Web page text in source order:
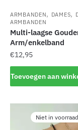
ARMBANDEN, DAMES,
ARMBANDEN
Multi-laagse
Arm/enkelband
€12,95
Toevoegen aan
Niet in voorraad